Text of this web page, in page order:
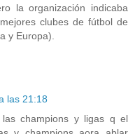
la organización indicaba
clubes de fútbol de
y Europa).
las 21:18
champions y ligas q el